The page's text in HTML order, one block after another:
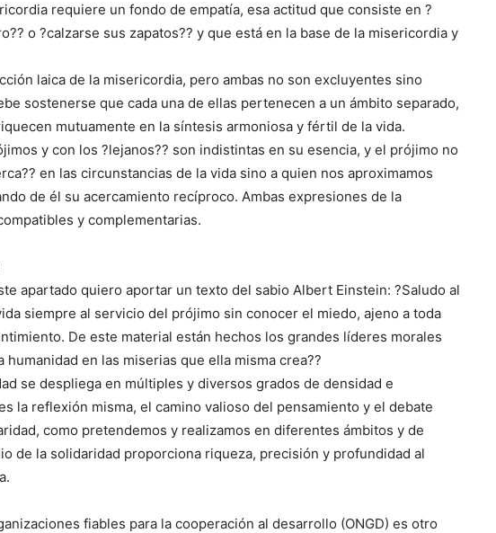
requiere un fondo de empatía, esa actitud que consiste en ?
o ?calzarse sus zapatos?? y que está en la base de la misericordia y
laica de la misericordia, pero ambas no son excluyentes sino
sostenerse que cada una de ellas pertenecen a un ámbito separado,
mutuamente en la síntesis armoniosa y fértil de la vida.
y con los ?lejanos?? son indistintas en su esencia, y el prójimo no
en las circunstancias de la vida sino a quien nos aproximamos
de él su acercamiento recíproco. Ambas expresiones de la
y complementarias.
apartado quiero aportar un texto del sabio Albert Einstein: ?Saludo al
siempre al servicio del prójimo sin conocer el miedo, ajeno a toda
De este material están hechos los grandes líderes morales
humanidad en las miserias que ella misma crea??
se despliega en múltiples y diversos grados de densidad e
la reflexión misma, el camino valioso del pensamiento y el debate
como pretendemos y realizamos en diferentes ámbitos y de
de la solidaridad proporciona riqueza, precisión y profundidad al
fiables para la cooperación al desarrollo (ONGD) es otro